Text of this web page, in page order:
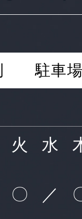
駐車
火 水
〇 ／